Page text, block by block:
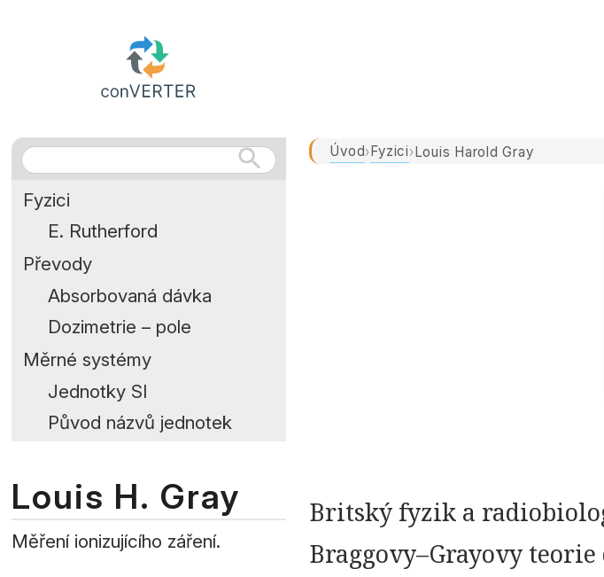
Úvod›Fyzici›Louis Harold Gray
Britský fyzik a
Braggovy–Grayovy
Fyzici
E. Rutherford
Převody
Absorbovaná dávka
Dozimetrie – pole
Měrné systémy
Jednotky SI
Původ názvů jednotek
Louis H. Gray
Měření ionizujícího záření.